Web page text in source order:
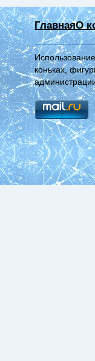
ГлавнаяО
коньках,